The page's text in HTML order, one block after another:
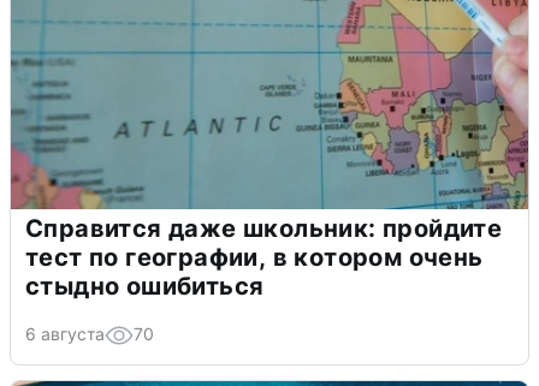
Справится даже школьник: пройдите
тест по географии, в котором очень
стыдно ошибиться
6 августа 70